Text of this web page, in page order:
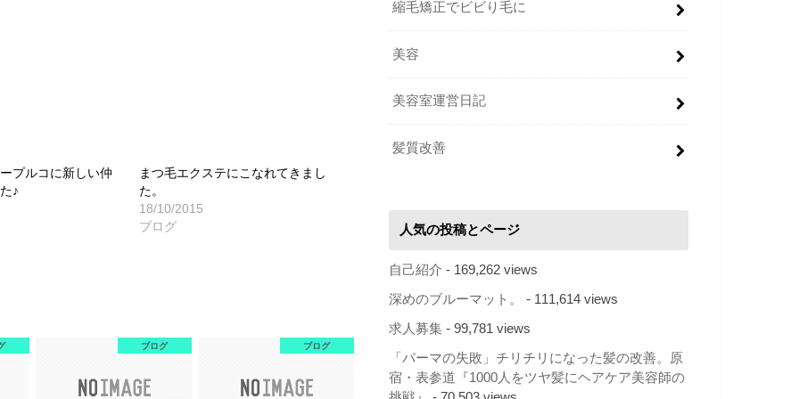
プルコに新しい仲
♪
まつ毛エクステにこなれてきまし
た。
18/10/2015
ブログ
ブログ ブログ
縮毛矯正でビビり毛に
美容
美容室運営日記
髪質改善
人気の投稿とページ
自己紹介 - 169,262 views
深めのブルーマット。 - 111,614 views
求人募集 - 99,781 views
「パーマの失敗」チリチリになった髪の改善。原
宿・表参道『1000人をツヤ髪にヘアケア美容師の